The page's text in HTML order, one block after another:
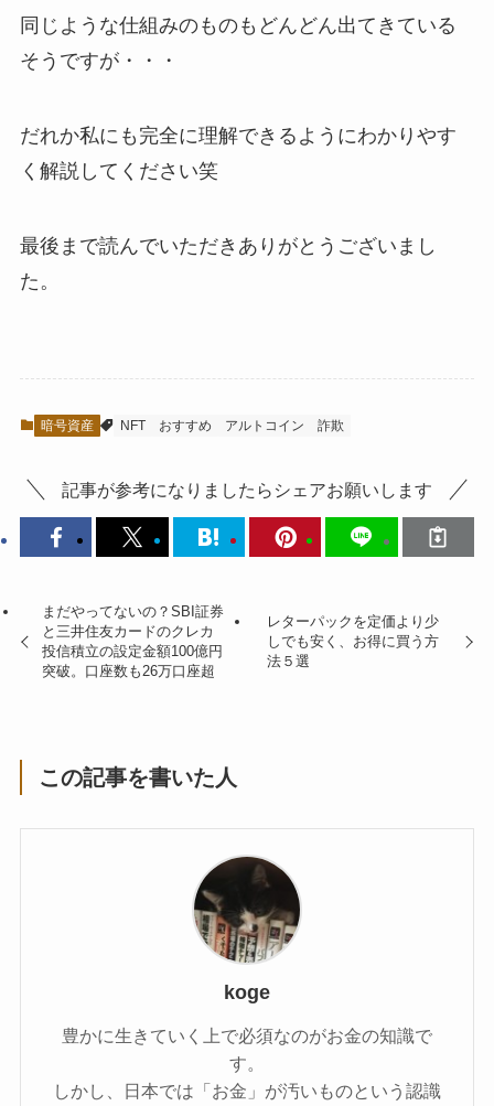
同じような仕組みのものもどんどん出てきている
そうですが・・・
だれか私にも完全に理解できるようにわかりやす
く解説してください笑
最後まで読んでいただきありがとうございまし
た。
暗号資産 NFT おすすめ アルトコイン 詐欺
記事が参考になりましたらシェアお願いします
まだやってないの？SBI証券
と三井住友カードのクレカ
投信積立の設定金額100億円
突破。口座数も26万口座超
レターパックを定価より少
しでも安く、お得に買う方
法５選
この記事を書いた人
koge
豊かに生きていく上で必須なのがお金の知識で
す。
しかし、日本では「お金」が汚いものという認識